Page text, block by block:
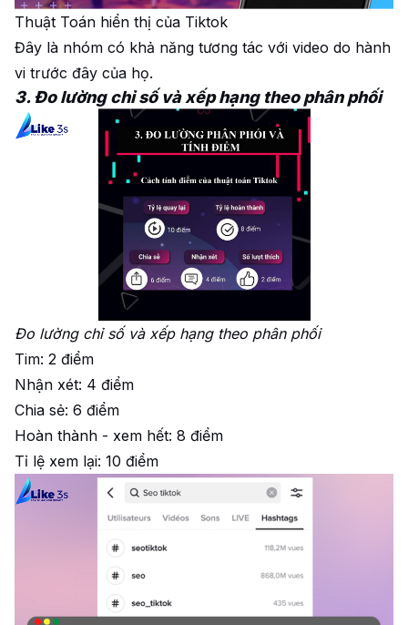
Thuật Toán hiển thị của Tiktok
Đây là nhóm có khả năng tương tác với video do hành
vi trước đây của họ.
3. Đo lường chỉ số và xếp hạng theo phân phối
Đo lường chỉ số và xếp hạng theo phân phối
Tim: 2 điểm
Nhận xét: 4 điểm
Chia sẻ: 6 điểm
Hoàn thành - xem hết: 8 điểm
Tỉ lệ xem lại: 10 điểm